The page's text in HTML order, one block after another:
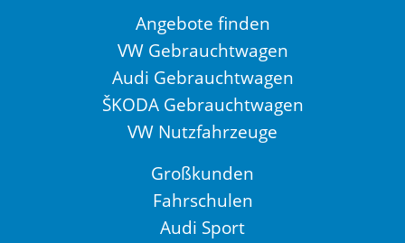
Angebote finden
VW Gebrauchtwagen
Audi Gebrauchtwagen
ŠKODA Gebrauchtwagen
VW Nutzfahrzeuge
Großkunden
Fahrschulen
Audi Sport